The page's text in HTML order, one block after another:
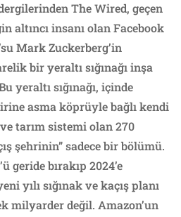
The Wired, geçen
altıncı insanı olan Facebook
Mark Zuckerberg’in
bir yeraltı sığınağı inşa
yeraltı sığınağı, içinde
asma köprüyle bağlı kendi
tarım sistemi olan 270
şehrinin” sadece bir bölümü.
geride bırakıp 2024’e
yılı sığınak ve kaçış planı
milyarder değil. Amazon’un